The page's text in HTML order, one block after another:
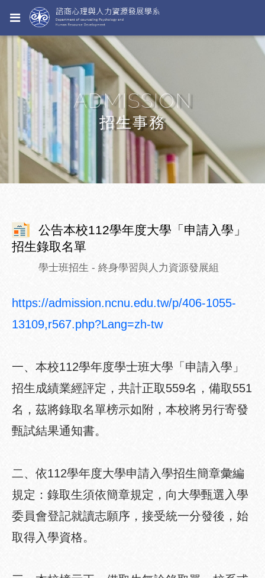
ADMISSION
招生事務
公告本校112學年度大學「申請入學」
招生錄取名單
學士班招生 - 終身學習與人力資源發展組
https://admission.ncnu.edu.tw/p/406-1055-
13109,r567.php?Lang=zh-tw
一、本校112學年度學士班大學「申請入學」
招生成績業經評定，共計正取559名，備取551
名，茲將錄取名單榜示如附，本校將另行寄發
甄試結果通知書。
二、依112學年度大學申請入學招生簡章彙編
規定：錄取生須依簡章規定，向大學甄選入學
委員會登記就讀志願序，接受統一分發後，始
取得入學資格。